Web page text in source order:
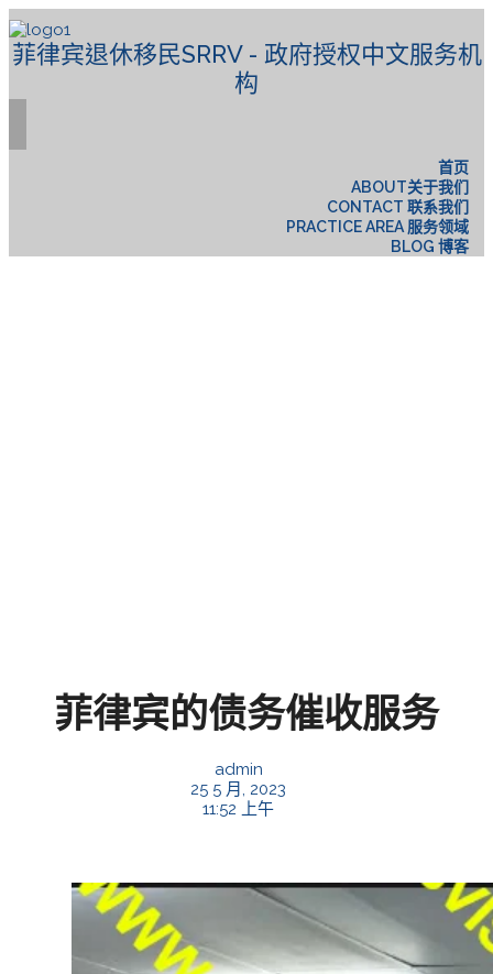
菲律宾退休移民SRRV - 政府授权中文服务机
构
首页
ABOUT关于我们
CONTACT 联系我们
PRACTICE AREA 服务领域
BLOG 博客
菲律宾的债务催收服务
admin
25 5 月, 2023
11:52 上午